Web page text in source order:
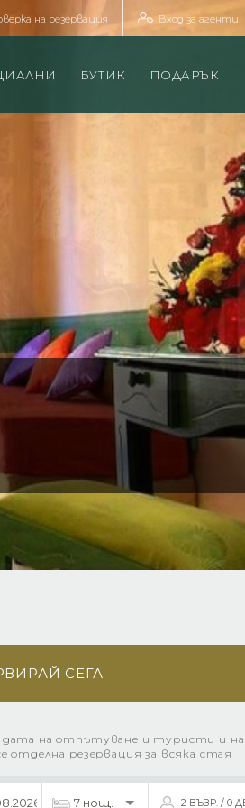
Вход за агенти
на резервация
БУТИК ПОДАРЪК
СЕГА
дата на отпътуване и туристи и
отделна резервация за всяка стая
2 ВЪЗР. / 0